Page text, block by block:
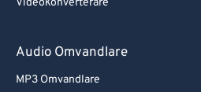
Videokonverterare
Audio Omvandlare
MP3 Omvandlare